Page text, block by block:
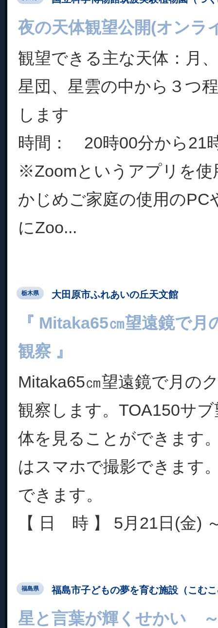
夜の天体観望公開(オンラ
観望できる主な天体：月
星団、星雲の中から３つ
します
時間： 20時00分から21
※Zoomというアプリを使
かじめご家庭の使用のPC
にZoo...
栃木県 大田原市ふれあいの丘天文館
『 Mitaka65㎝望遠鏡で
観察 』
Mitaka65㎝望遠鏡で月の
観察します。TOA150サ
体を見ることができます
はスマホで撮影できます
できます。
【 日 時 】 5月21日(金)
福島県 福島市子どもの夢を育む施設（こむ
星と言葉が輝くせかい